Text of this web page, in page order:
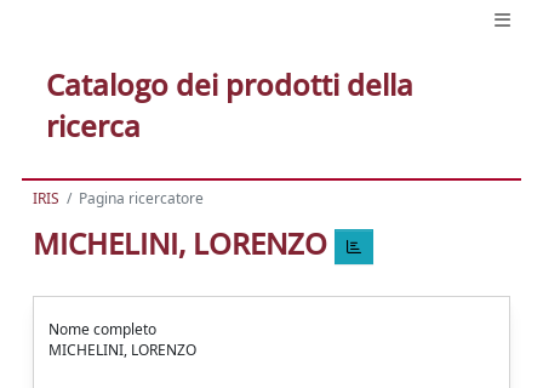
Catalogo dei prodotti della
ricerca
IRIS Pagina ricercatore
MICHELINI, LORENZO
Nome completo
MICHELINI, LORENZO